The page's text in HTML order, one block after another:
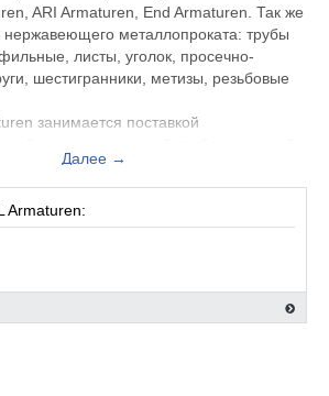
ARI Armaturen, End Armaturen. Так же
нержавеющего металлопроката: трубы
листы, уголок, просечно-
шестигранники, метизы, резьбовые
занимается поставкой
цена, широкий ассортимент, быстрая
из Новосибирска.
занимается поставкой
и соединительной трубопроводной
цена, широкий ассортимент, быстрая
из Новосибирска.
Далее →
Armaturen: